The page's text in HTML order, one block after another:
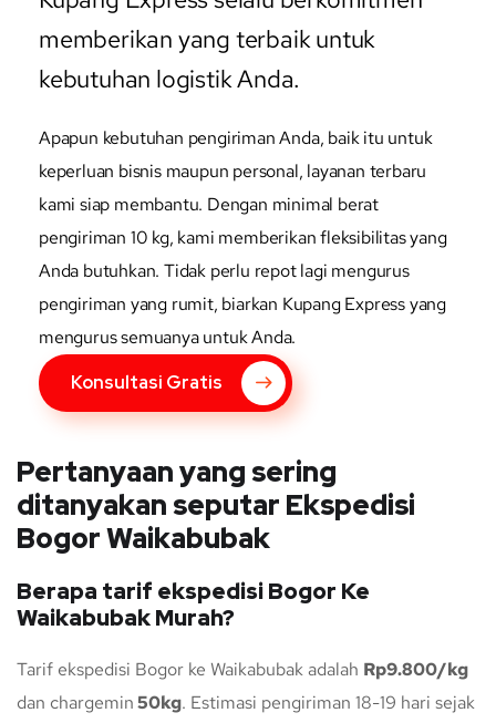
memberikan yang terbaik untuk
kebutuhan logistik Anda.
Apapun kebutuhan pengiriman Anda, baik itu untuk
keperluan bisnis maupun personal, layanan terbaru
kami siap membantu. Dengan minimal berat
pengiriman 10 kg, kami memberikan fleksibilitas yang
Anda butuhkan. Tidak perlu repot lagi mengurus
pengiriman yang rumit, biarkan Kupang Express yang
mengurus semuanya untuk Anda.
Konsultasi Gratis
Pertanyaan yang sering
ditanyakan seputar Ekspedisi
Bogor Waikabubak
Berapa tarif ekspedisi Bogor Ke
Waikabubak Murah?
Tarif ekspedisi Bogor ke Waikabubak adalah Rp9.800/kg
dan chargemin50kg. Estimasi pengiriman 18-19 hari sejak